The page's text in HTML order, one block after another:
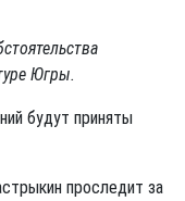
Югры.
будут приняты
проследит за